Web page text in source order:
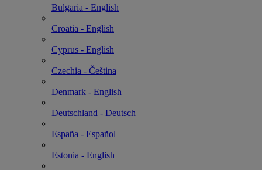
Bulgaria - English
Croatia - English
Cyprus - English
Czechia - Čeština
Denmark - English
Deutschland - Deutsch
España - Español
Estonia - English